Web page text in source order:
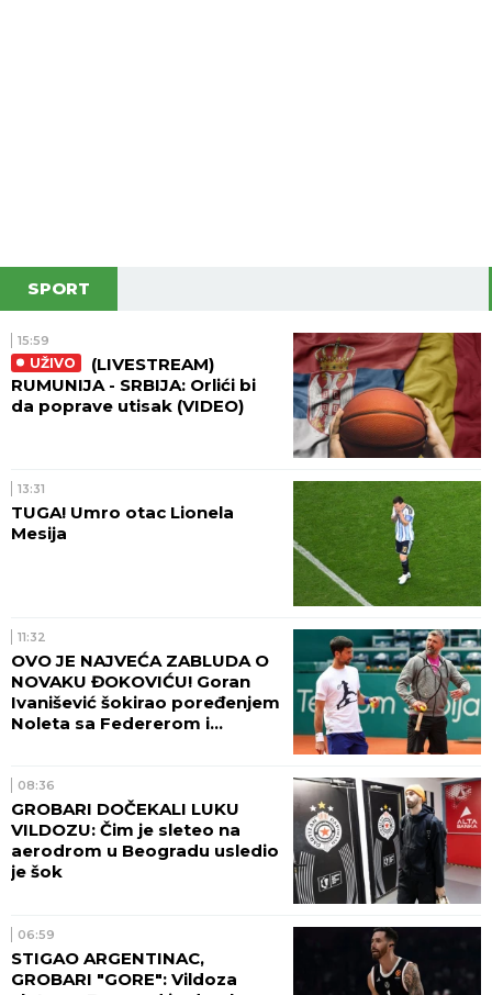
SPORT
15:59
UŽIVO
RUMUNIJA - SRBIJA: Orlići bi
da poprave utisak (VIDEO)
13:31
TUGA! Umro otac Lionela
Mesija
11:32
OVO JE NAJVEĆA ZABLUDA O
NOVAKU ĐOKOVIĆU! Goran
Ivanišević šokirao poređenjem
Noleta sa Federerom i
08:36
GROBARI DOČEKALI LUKU
VILDOZU: Čim je sleteo na
aerodrom u Beogradu usledio
je šok
06:59
STIGAO ARGENTINAC,
GROBARI "GORE": Vildoza